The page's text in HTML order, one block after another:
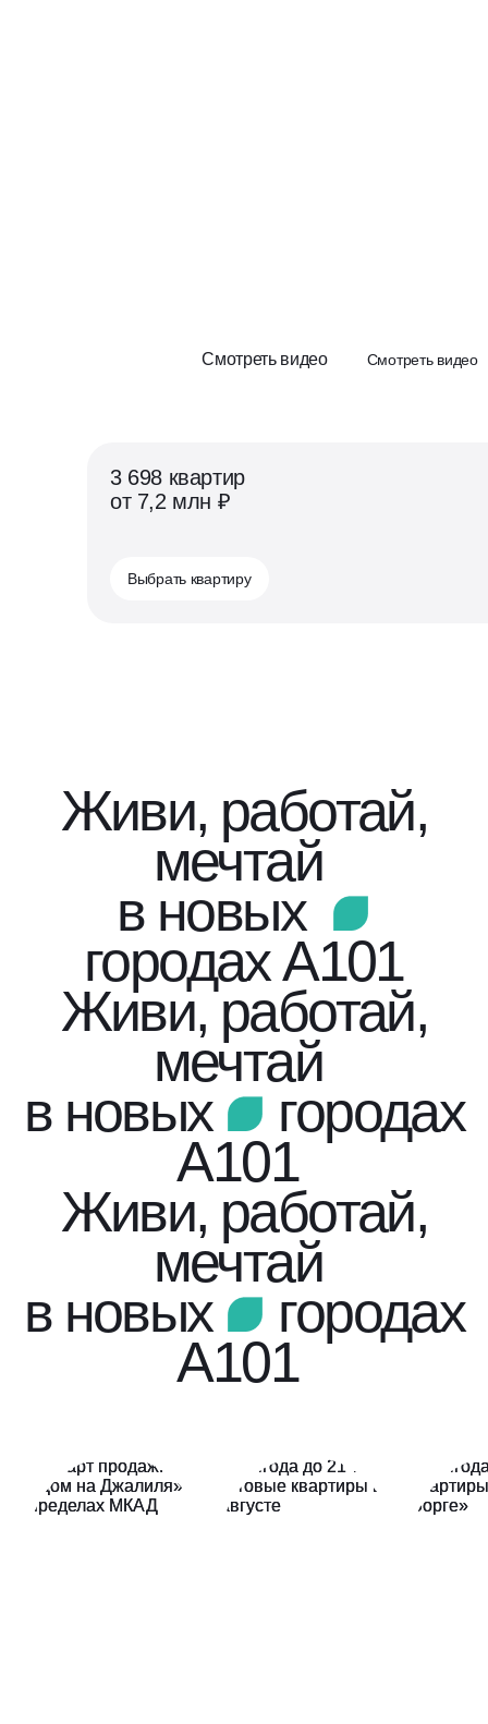
Смотреть видео Смотреть видео
3 698 квартир
от 7,2 млн ₽
Выбрать квартиру
Живи, работай,
мечтай
в новых
городах А101
Живи, работай,
мечтай
в новых городах
А101
Живи, работай,
мечтай
в новых городах
А101